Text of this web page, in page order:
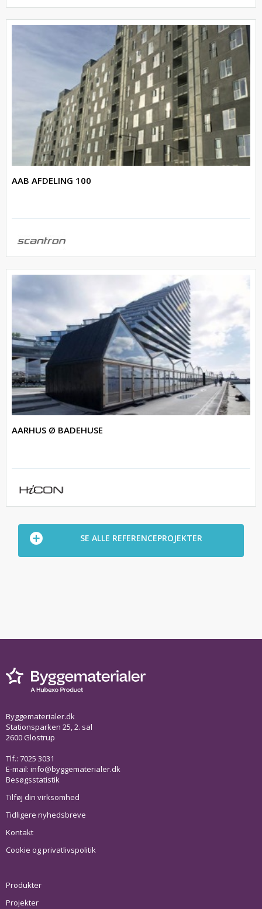
AAB AFDELING 100
AARHUS Ø BADEHUSE
SE ALLE REFERENCEPROJEKTER
Byggematerialer.dk
Stationsparken 25, 2. sal
2600 Glostrup
Tlf.: 7025 3031
E-mail: info@byggematerialer.dk
Besøgsstatistik
Tilføj din virksomhed
Tidligere nyhedsbreve
Kontakt
Cookie og privatlivspolitik
Produkter
Projekter